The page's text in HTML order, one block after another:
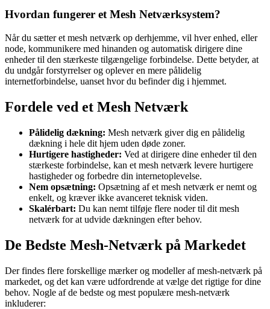
Hvordan fungerer et Mesh Netværksystem?
Når du sætter et mesh netværk op derhjemme, vil hver enhed, eller
node, kommunikere med hinanden og automatisk dirigere dine
enheder til den stærkeste tilgængelige forbindelse. Dette betyder, at
du undgår forstyrrelser og oplever en mere pålidelig
internetforbindelse, uanset hvor du befinder dig i hjemmet.
Fordele ved et Mesh Netværk
Pålidelig dækning: Mesh netværk giver dig en pålidelig
dækning i hele dit hjem uden døde zoner.
Hurtigere hastigheder: Ved at dirigere dine enheder til den
stærkeste forbindelse, kan et mesh netværk levere hurtigere
hastigheder og forbedre din internetoplevelse.
Nem opsætning: Opsætning af et mesh netværk er nemt og
enkelt, og kræver ikke avanceret teknisk viden.
Skalérbart: Du kan nemt tilføje flere noder til dit mesh
netværk for at udvide dækningen efter behov.
De Bedste Mesh-Netværk på Markedet
Der findes flere forskellige mærker og modeller af mesh-netværk på
markedet, og det kan være udfordrende at vælge det rigtige for dine
behov. Nogle af de bedste og mest populære mesh-netværk
inkluderer: